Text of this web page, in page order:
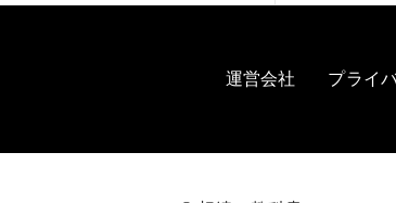
運営会社 プライ